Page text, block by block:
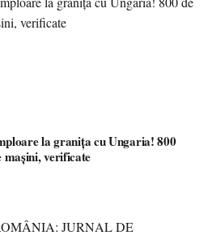
la granița cu Ungaria! 800
mașini, verificate